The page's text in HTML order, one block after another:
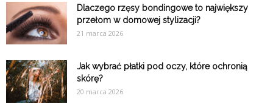
Dlaczego rzęsy bondingowe to największy
przełom w domowej stylizacji?
21 marca 2026
Jak wybrać płatki pod oczy, które ochronią
skórę?
20 marca 2026